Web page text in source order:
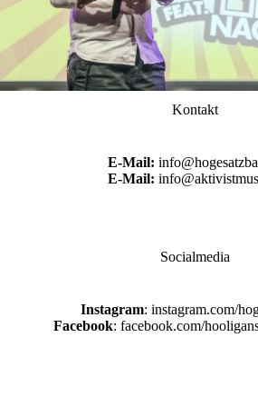
Kontakt
E-Mail:
E-Mail:
Socialmedia
Instagram: instagram.com/
Facebook: facebook.com/